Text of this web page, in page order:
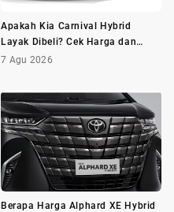
Apakah Kia Carnival Hybrid
Layak Dibeli? Cek Harga dan
Minusnya Dulu
7 Agu 2026
Berapa Harga Alphard XE Hybrid